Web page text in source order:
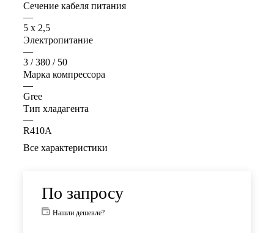
Сечение кабеля питания
—
5 х 2,5
Электропитание
—
3 / 380 / 50
Марка компрессора
—
Gree
Тип хладагента
—
R410A
Все характеристики
По запросу
Нашли дешевле?